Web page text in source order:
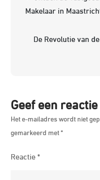
Makelaar in
De Revolutie van
Geef een reactie
Het e-mailadres wordt niet
gemarkeerd met*
Reactie*